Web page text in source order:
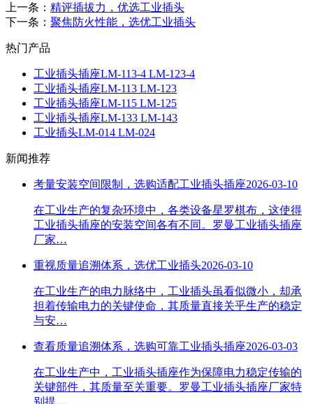
上一条： 精评插拔力，优选工业插头
下一条： 聚焦防火性能，选优工业插头
热门产品
工业插头插座LM-113-4 LM-123-4
工业插头插座LM-113 LM-123
工业插头插座LM-115 LM-125
工业插头插座LM-133 LM-143
工业插头LM-014 LM-024
新闻推荐
考量安装空间限制，选购适配工业插头插座2026-03-10
在工业生产的复杂环境中，各类设备星罗棋布，这使得
工业插头插座的安装空间各有不同。罗曼工业插头插座
厂家…
重视质量追溯体系，选优工业插头2026-03-10
在工业生产的电力脉络中，工业插头虽看似微小，却承
担着传输电力的关键使命，其质量直接关乎生产的稳定
与安…
查看质量追溯体系，选购可靠工业插头插座2026-03-03
在工业生产中，工业插头插座作为保障电力稳定传输的
关键部件，其质量至关重要。罗曼工业插头插座厂家特
别提…